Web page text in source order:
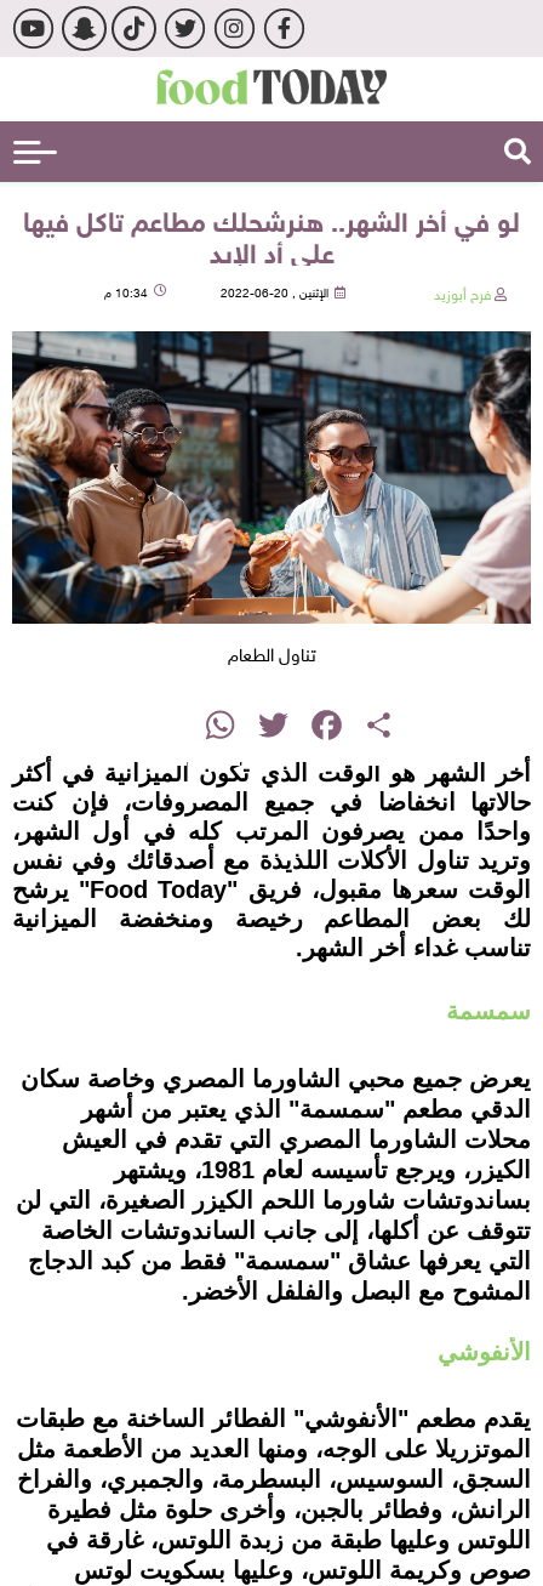
لو في أخر الشهر.. هنرشحلك مطاعم تاكل فيها
على أد الإيد
فرح أبوزيد الإثنين , 20-06-2022 10:34 م
تناول الطعام
Share
Facebook
Twitter
WhatsApp
أخر الشهر هو الوقت الذي تكون الميزانية في أكثر
حالاتها انخفاضا في جميع المصروفات، فإن كنت
واحدًا ممن يصرفون المرتب كله في أول الشهر،
وتريد تناول الأكلات اللذيذة مع أصدقائك وفي نفس
الوقت سعرها مقبول، فريق "Food Today" يرشح
لك بعض المطاعم رخيصة ومنخفضة الميزانية
تناسب غداء أخر الشهر.
سمسمة
يعرض جميع محبي الشاورما المصري وخاصة سكان
الدقي مطعم "سمسمة" الذي يعتبر من أشهر
محلات الشاورما المصري التي تقدم في العيش
الكيزر، ويرجع تأسيسه لعام 1981، ويشتهر
بساندوتشات شاورما اللحم الكيزر الصغيرة، التي لن
تتوقف عن أكلها، إلى جانب الساندوتشات الخاصة
التي يعرفها عشاق "سمسمة" فقط من كبد الدجاج
المشوح مع البصل والفلفل الأخضر.
الأنفوشي
يقدم مطعم "الأنفوشي" الفطائر الساخنة مع طبقات
الموتزريلا على الوجه، ومنها العديد من الأطعمة مثل
السجق، السوسيس، البسطرمة، والجمبري، والفراخ
الرانش، وفطائر بالجبن، وأخرى حلوة مثل فطيرة
اللوتس وعليها طبقة من زبدة اللوتس، غارقة في
صوص وكريمة اللوتس، وعليها بسكويت لوتس